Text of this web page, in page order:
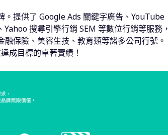
提供了 Google Ads 關鍵字廣告、YouTube
搜尋引擎行銷 SEM 等數位行銷等服務，
保險、美容生技、教育類等諸多公司行號。
成目標的卓著實績！